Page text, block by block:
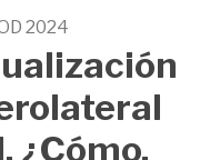
2024
¿Cómo,